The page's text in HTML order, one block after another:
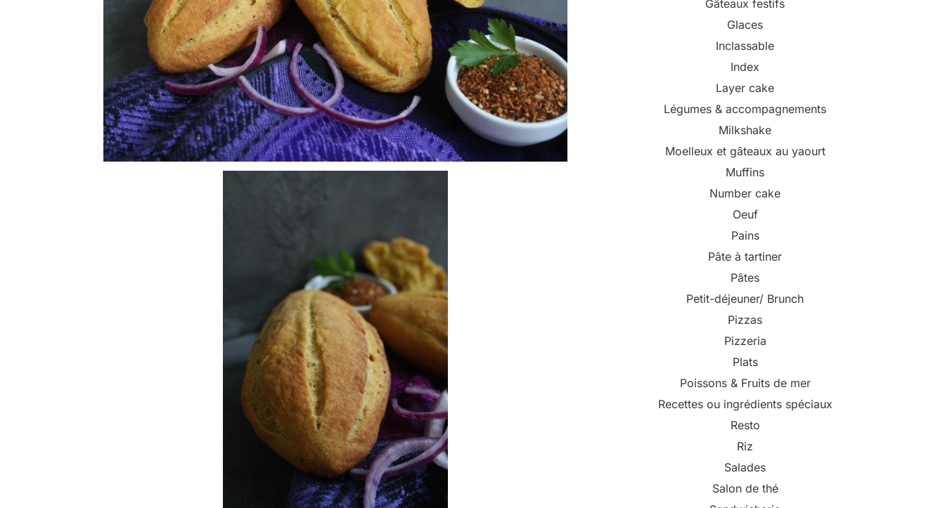
Gâteaux festifs
Glaces
Inclassable
Index
Layer cake
Légumes & accompagnements
Milkshake
Moelleux et gâteaux au yaourt
Muffins
Number cake
Oeuf
Pains
Pâte à tartiner
Pâtes
Petit-déjeuner/ Brunch
Pizzas
Pizzeria
Plats
Poissons & Fruits de mer
Recettes ou ingrédients spéciaux
Resto
Riz
Salades
Salon de thé